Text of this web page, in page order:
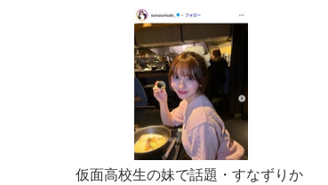
仮面高校生の妹で話題・すなずりか